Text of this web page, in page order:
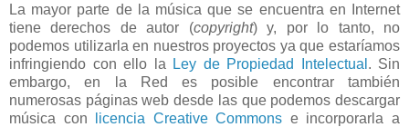
La mayor parte de la música que se encuentra en Internet
tiene derechos de autor (copyright) y, por lo tanto, no
podemos utilizarla en nuestros proyectos ya que estaríamos
infringiendo con ello la
Ley de Propiedad Intelectual . Sin
embargo, en la Red es posible encontrar también
numerosas páginas web desde las que podemos descargar
música con
licencia Creative Commons e incorporarla a